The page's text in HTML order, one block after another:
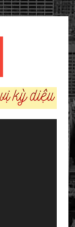
lực sản xuất
ty